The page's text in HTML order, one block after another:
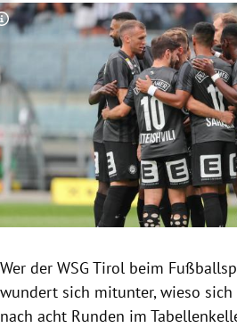
Untermenü
Untermenü
Untermenü
Untermenü
Untermenü
Untermenü
Copyright-Hinweis öffnen/schließen
Wer der WSG Tirol beim
wundert sich mitunter, wieso
nach acht Runden im